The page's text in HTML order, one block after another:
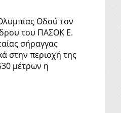
Οδού τον
του ΠΑΣΟΚ Ε.
σήραγγας
στην περιοχή της
μέτρων η